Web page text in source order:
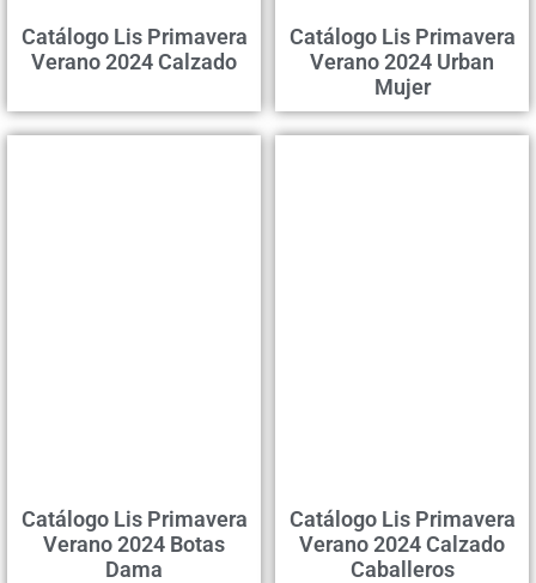
Catálogo Lis Primavera
Verano 2024 Calzado
Catálogo Lis Primavera
Verano 2024 Urban
Mujer
Catálogo Lis Primavera
Verano 2024 Botas
Dama
Catálogo Lis Primavera
Verano 2024 Calzado
Caballeros